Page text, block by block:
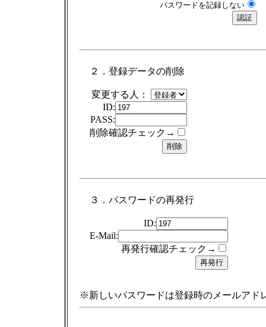
パスワードを記録しない
２．登録データの削除
変更する人：
ID:
PASS:
削除確認チェック→
３．パスワードの再発行
ID:
E-Mail:
再発行確認チェック→
※新しいパスワードは登録時のメールアド